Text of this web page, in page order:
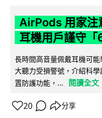
AirPods 用家注
耳機用戶謹守
長時間高音量佩戴耳機可
大聽力受損警號，介紹科
置防護功能，...
閱讀全文
20 分享